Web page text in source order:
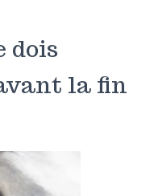
dois
la fin